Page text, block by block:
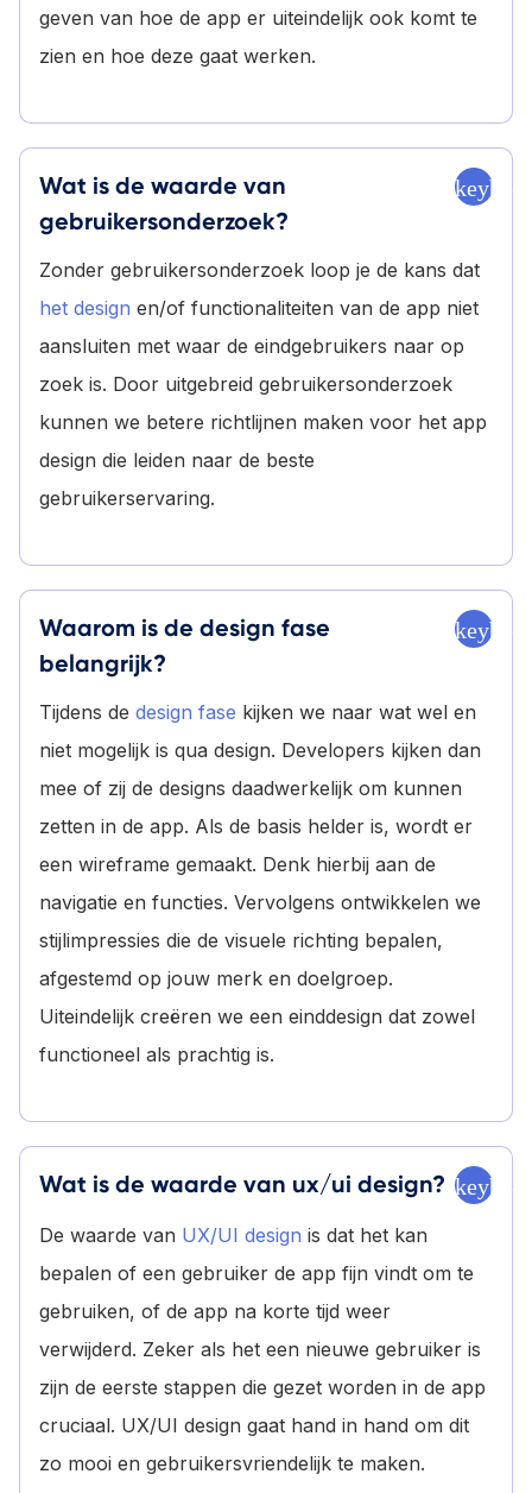
geven van hoe de app er uiteindelijk ook komt te
zien en hoe deze gaat werken.
Wat is de waarde van
gebruikersonderzoek?
Zonder gebruikersonderzoek loop je de kans dat
het design en/of functionaliteiten van de app niet
aansluiten met waar de eindgebruikers naar op
zoek is. Door uitgebreid gebruikersonderzoek
kunnen we betere richtlijnen maken voor het app
design die leiden naar de beste
gebruikerservaring.
Waarom is de design fase
belangrijk?
Tijdens de design fase kijken we naar wat wel en
niet mogelijk is qua design. Developers kijken dan
mee of zij de designs daadwerkelijk om kunnen
zetten in de app. Als de basis helder is, wordt er
een wireframe gemaakt. Denk hierbij aan de
navigatie en functies. Vervolgens ontwikkelen we
stijlimpressies die de visuele richting bepalen,
afgestemd op jouw merk en doelgroep.
Uiteindelijk creëren we een einddesign dat zowel
functioneel als prachtig is.
Wat is de waarde van ux/ui design?
De waarde van UX/UI design is dat het kan
bepalen of een gebruiker de app fijn vindt om te
gebruiken, of de app na korte tijd weer
verwijderd. Zeker als het een nieuwe gebruiker is
zijn de eerste stappen die gezet worden in de app
cruciaal. UX/UI design gaat hand in hand om dit
zo mooi en gebruikersvriendelijk te maken.